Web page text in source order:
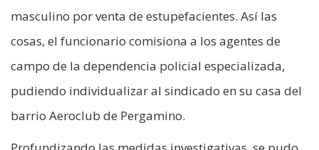
masculino por venta de estupefacientes. Así las
cosas, el funcionario comisiona a los agentes de
campo de la dependencia policial especializada,
pudiendo individualizar al sindicado en su casa del
barrio Aeroclub de Pergamino.